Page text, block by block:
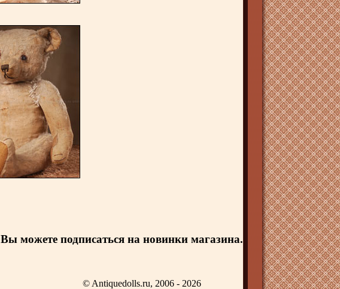
Вы можете подписаться на новинки магазина.
© Antiquedolls.ru, 2006 - 2026